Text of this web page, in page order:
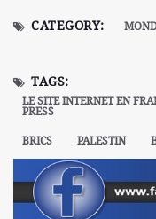
CATEGORY:
TAGS:
LE SITE INTERNET EN
PRESS
BRICS
PALESTIN